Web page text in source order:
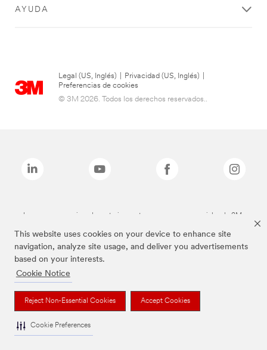
This website uses cookies on your device to enhance site
navigation, analyze site usage, and deliver you advertisements
based on your interests.
Cookie Notice
Reject Non-Essential Cookies Accept Cookies
Cookie Preferences
AYUDA
Legal (US, Inglés) Privacidad (US, Inglés)
Preferencias de cookies
© 3M 2026. Todos los derechos reservados..
Las marcas mencionadas anteriormente son marcas comerciales de 3M.